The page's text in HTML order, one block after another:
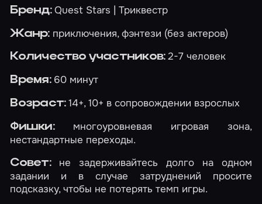
Бренд:Quest Stars | Триквестр
Жанр:приключения, фэнтези (без актеров)
Количество участников:2-7 человек
Время:60 минут
Возраст:14+, 10+ в сопровождении взрослых
Фишки:многоуровневая игровая зона,
нестандартные переходы.
Совет:не задерживайтесь долго на одном
задании и в случае затруднений просите
подсказку, чтобы не потерять темп игры.